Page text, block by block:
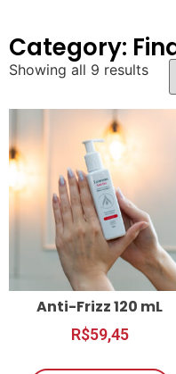
Category:
Showing all 9 results
Anti-Frizz 120 mL
R$59,45